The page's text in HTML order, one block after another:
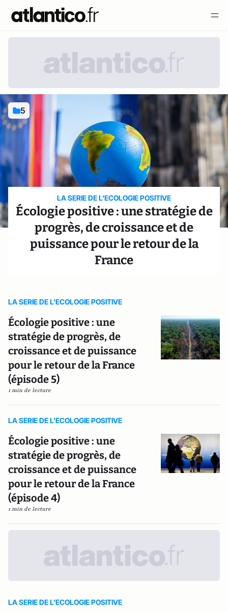
5
LA SERIE DE L'ECOLOGIE POSITIVE
Écologie positive : une stratégie de
progrès, de croissance et de
puissance pour le retour de la
France
LA SERIE DE L'ECOLOGIE POSITIVE
Écologie positive : une
stratégie de progrès, de
croissance et de puissance
pour le retour de la France
(épisode 5)
1 min de lecture
LA SERIE DE L'ECOLOGIE POSITIVE
Écologie positive : une
stratégie de progrès, de
croissance et de puissance
pour le retour de la France
(épisode 4)
1 min de lecture
LA SERIE DE L'ECOLOGIE POSITIVE